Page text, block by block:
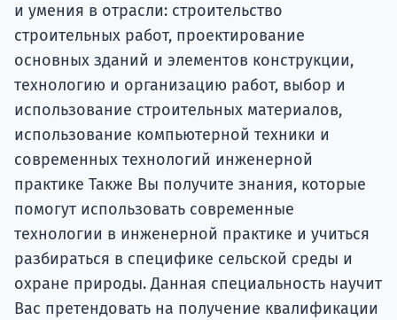
и умения в отрасли: строительство
строительных работ, проектирование
основных зданий и элементов конструкции,
технологию и организацию работ, выбор и
использование строительных материалов,
использование компьютерной техники и
современных технологий инженерной
практике Также Вы получите знания, которые
помогут использовать современные
технологии в инженерной практике и учиться
разбираться в специфике сельской среды и
охране природы. Данная специальность научит
Вас претендовать на получение квалификации